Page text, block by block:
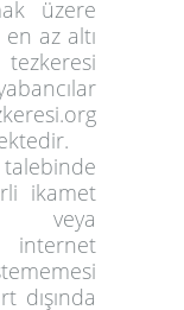
üzere
az altı
talebinde
ikamet
veya
dışında